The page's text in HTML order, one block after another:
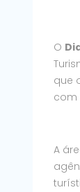
O
que
com
A